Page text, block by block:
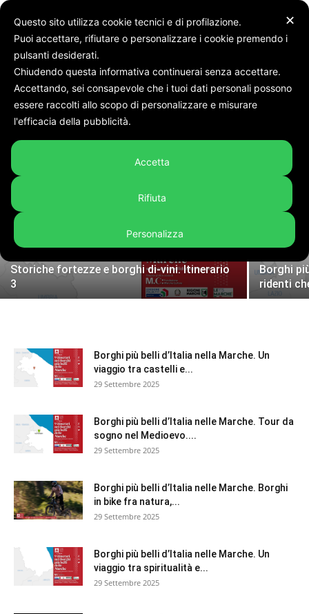
Home Rubriche Borghi più belli d'Italia nella Marche
BORGHI PIÙ BELLI D'ITALIA NELLA
MARCHE
Vince il “balcone delle Marche”: Cingoli è il
“Borgo dei borghi” di quest’anno
Storiche fortezze e borghi di-vini. Itinerario
3
Borghi
ridenti
Borghi più belli d’Italia nella Marche. Un
viaggio tra castelli e...
29 Settembre 2025
Borghi più belli d’Italia nelle Marche. Tour da
sogno nel Medioevo....
29 Settembre 2025
Borghi più belli d’Italia nelle Marche. Borghi
in bike fra natura,...
29 Settembre 2025
Borghi più belli d’Italia nelle Marche. Un
viaggio tra spiritualità e...
29 Settembre 2025
✕
Questo sito utilizza cookie tecnici e di profilazione.
Puoi accettare, rifiutare o personalizzare i cookie premendo i
pulsanti desiderati.
Chiudendo questa informativa continuerai senza accettare.
Accettando, sei consapevole che i tuoi dati personali possono
essere raccolti allo scopo di personalizzare e misurare
l'efficacia della pubblicità.
Accetta
Rifiuta
Personalizza